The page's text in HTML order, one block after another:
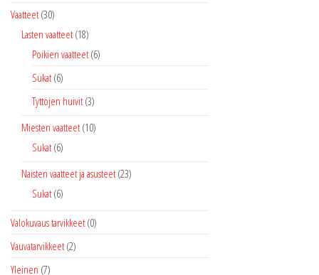
Vaatteet (30)
Lasten vaatteet (18)
Poikien vaatteet (6)
Sukat (6)
Tyttöjen huivit (3)
Miesten vaatteet (10)
Sukat (6)
Naisten vaatteet ja asusteet (23)
Sukat (6)
Valokuvaus tarvikkeet (0)
Vauvatarvikkeet (2)
Yleinen (7)